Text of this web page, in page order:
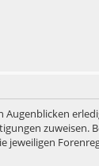
Augenblicken
zuweisen.